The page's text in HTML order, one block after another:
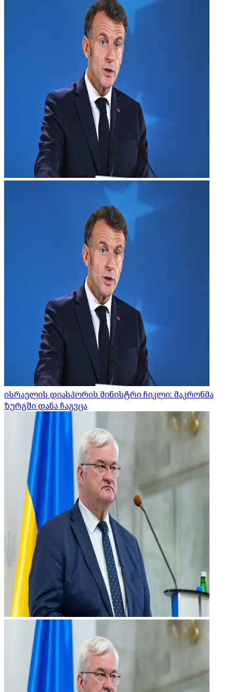
ისრაელის დიასპორის მინისტრი ჩიკლი: მაკრონმა
ზურგში დანა ჩაგვცა